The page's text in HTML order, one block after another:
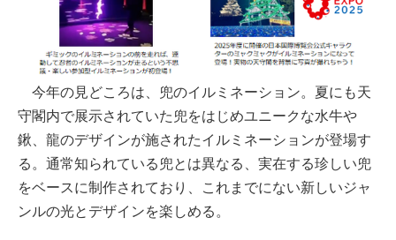
今年の見どころは、兜のイルミネーション。夏にも天
守閣内で展示されていた兜をはじめユニークな水牛や
鍬、龍のデザインが施されたイルミネーションが登場す
る。通常知られている兜とは異なる、実在する珍しい兜
をベースに制作されており、これまでにない新しいジャ
ンルの光とデザインを楽しめる。